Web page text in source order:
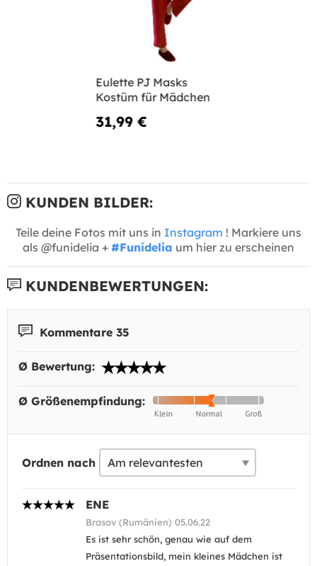
Eulette PJ Masks
Kostüm für Mädchen
31,99 €
KUNDEN BILDER:
Teile deine Fotos mit uns in Instagram ! Markiere uns
als @funidelia + #Funidelia um hier zu erscheinen
KUNDENBEWERTUNGEN:
Kommentare 35
Ø Bewertung:
Ø Größenempfindung:
Ordnen nach
ENE
Brasov (Rumänien) 05.06.22
Es ist sehr schön, genau wie auf dem
Präsentationsbild, mein kleines Mädchen ist